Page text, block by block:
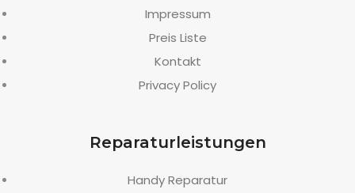
Impressum
Preis Liste
Kontakt
Privacy Policy
Reparaturleistungen
Handy Reparatur